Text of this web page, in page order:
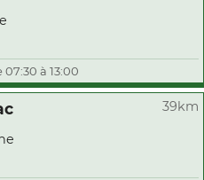
07:30 à 13:00
39km